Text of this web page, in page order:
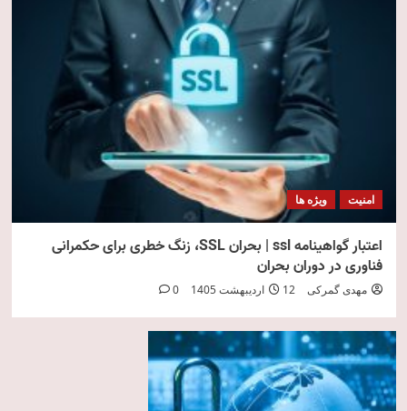
امنیت ویژه ها
اعتبار گواهینامه ssl | بحران SSL، زنگ خطری برای حکمرانی
فناوری در دوران بحران
مهدی گمرکی 12 اردیبهشت 1405 0